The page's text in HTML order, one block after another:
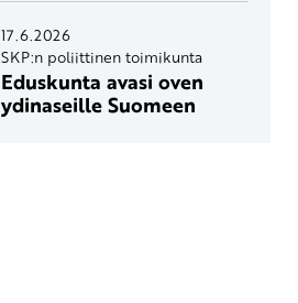
17.6.2026
SKP:n poliittinen toimikunta
Eduskunta avasi oven
ydinaseille Suomeen